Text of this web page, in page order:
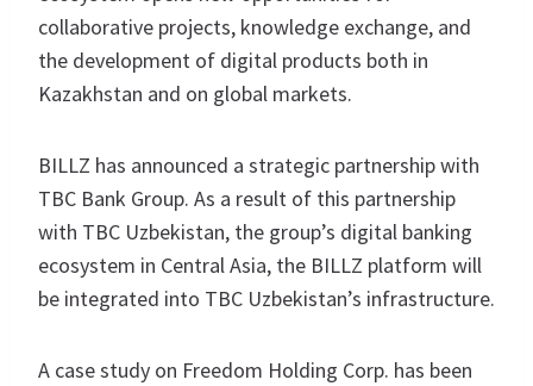
collaborative projects, knowledge exchange, and
the development of digital products both in
Kazakhstan and on global markets.
BILLZ has announced a strategic partnership with
TBC Bank Group. As a result of this partnership
with TBC Uzbekistan, the group’s digital banking
ecosystem in Central Asia, the BILLZ platform will
be integrated into TBC Uzbekistan’s infrastructure.
A case study on Freedom Holding Corp. has been